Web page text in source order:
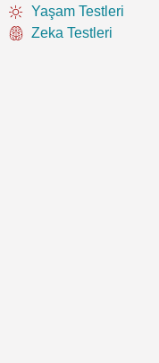
Yaşam Testleri
Zeka Testleri